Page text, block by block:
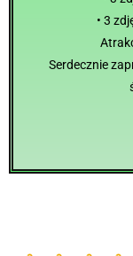
• 3
Serdecznie